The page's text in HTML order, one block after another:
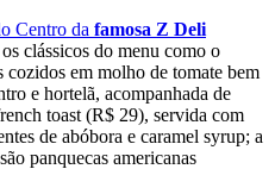
Centro da famosa Z Deli
clássicos do menu como o
em molho de tomate bem
e hortelã, acompanhada de
toast (R$ 29), servida com
de abóbora e caramel syrup; a
panquecas americanas